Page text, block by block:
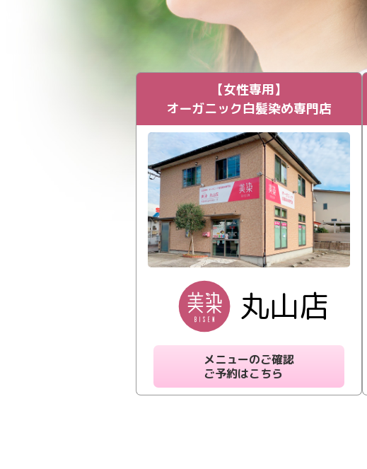
【女性専用】
オーガニック白髪染め専門店
丸山店
メニューのご確認
ご予約はこちら